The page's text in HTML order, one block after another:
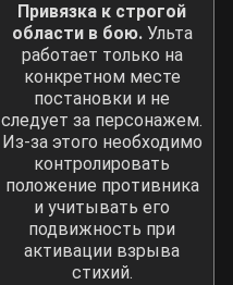
Привязка к строгой
области в бою.Ульта
работает только на
конкретном месте
постановки и не
следует за персонажем.
Из-за этого необходимо
контролировать
положение противника
и учитывать его
подвижность при
активации взрыва
стихий.